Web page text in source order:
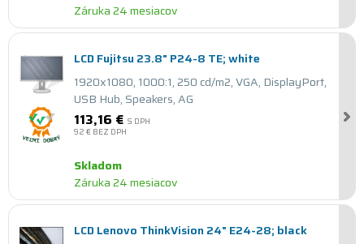
Záruka 24 mesiacov
LCD Fujitsu 23.8" P24-8 TE; white
1920x1080, 1000:1, 250 cd/m2, VGA, DisplayPort,
USB Hub, Speakers, AG
113,16 € S DPH
92 € BEZ DPH
Skladom
Záruka 24 mesiacov
LCD Lenovo ThinkVision 24" E24-28; black